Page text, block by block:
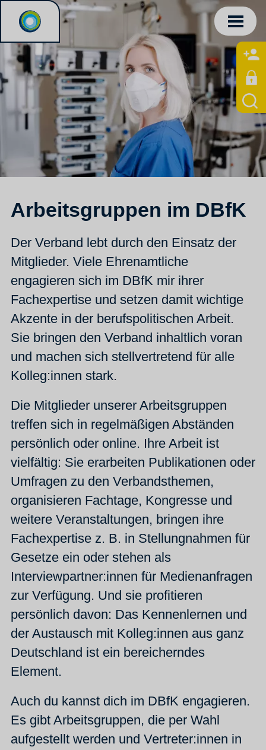
Arbeitsgruppen im DBfK
Der Verband lebt durch den Einsatz der
Mitglieder. Viele Ehrenamtliche
engagieren sich im DBfK mir ihrer
Fachexpertise und setzen damit wichtige
Akzente in der berufspolitischen Arbeit.
Sie bringen den Verband inhaltlich voran
und machen sich stellvertretend für alle
Kolleg:innen stark.
Die Mitglieder unserer Arbeitsgruppen
treffen sich in regelmäßigen Abständen
persönlich oder online. Ihre Arbeit ist
vielfältig: Sie erarbeiten Publikationen oder
Umfragen zu den Verbandsthemen,
organisieren Fachtage, Kongresse und
weitere Veranstaltungen, bringen ihre
Fachexpertise z. B. in Stellungnahmen für
Gesetze ein oder stehen als
Interviewpartner:innen für Medienanfragen
zur Verfügung. Und sie profitieren
persönlich davon: Das Kennenlernen und
der Austausch mit Kolleg:innen aus ganz
Deutschland ist ein bereicherndes
Element.
Auch du kannst dich im DBfK engagieren.
Es gibt Arbeitsgruppen, die per Wahl
aufgestellt werden und Vertreter:innen in